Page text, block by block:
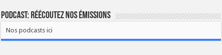
Podcast: Réécoutez nos émissions
Nos podcasts ici